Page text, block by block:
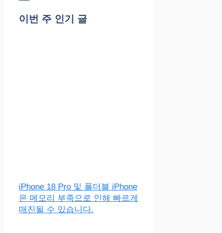
이번 주 인기 글
iPhone 18 Pro 및 폴더블 iPhone
은 메모리 부족으로 인해 빠르게
매진될 수 있습니다.